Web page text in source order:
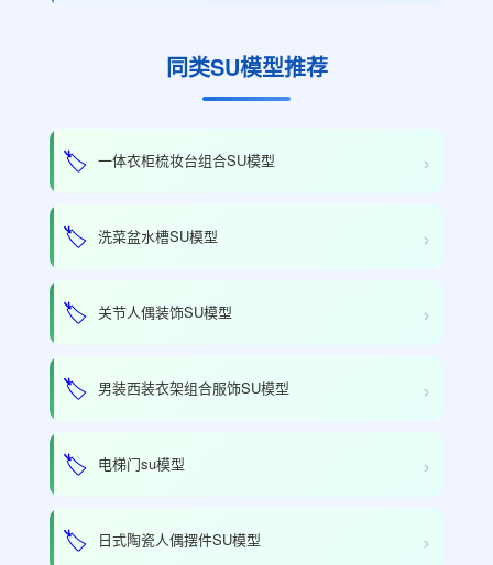
同类SU模型推荐
🏷️ 一体衣柜梳妆台组合SU模型 ›
🏷️ 洗菜盆水槽SU模型 ›
🏷️ 关节人偶装饰SU模型 ›
🏷️ 男装西装衣架组合服饰SU模型 ›
🏷️ 电梯门su模型 ›
🏷️ 日式陶瓷人偶摆件SU模型 ›